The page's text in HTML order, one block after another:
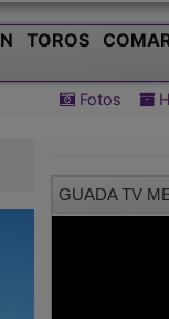
TOROS
Fotos
GUADA TV